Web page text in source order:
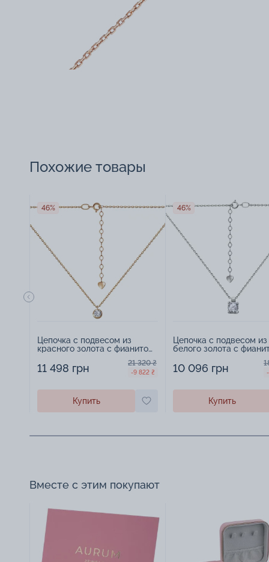
Похожие товары
46%
Цепочка с подвесом из
красного золота с фианитом
11 498 грн 21 320 ₴
-9 822 ₴
Купить
46%
Цепочка с подвесом из
белого золота с
10 096 грн
Купить
Вместе с этим покупают